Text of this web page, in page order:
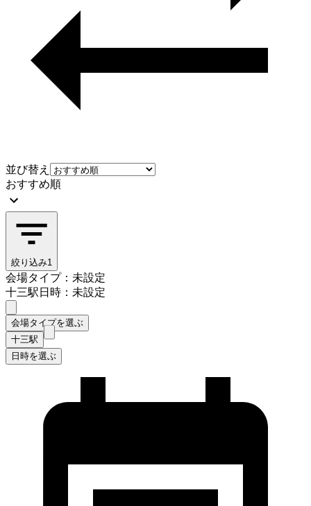
並び替え
おすすめ順
絞り込み1
会場タイプ：未設定
十三駅日時：未設定
会場タイプを選ぶ
十三駅
日時を選ぶ